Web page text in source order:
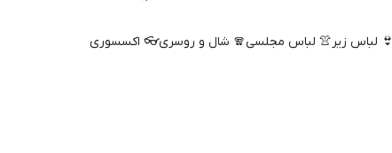
👙 لباس زیر👚 لباس مجلسی🧣 شال و روسری👓 اکسسوری